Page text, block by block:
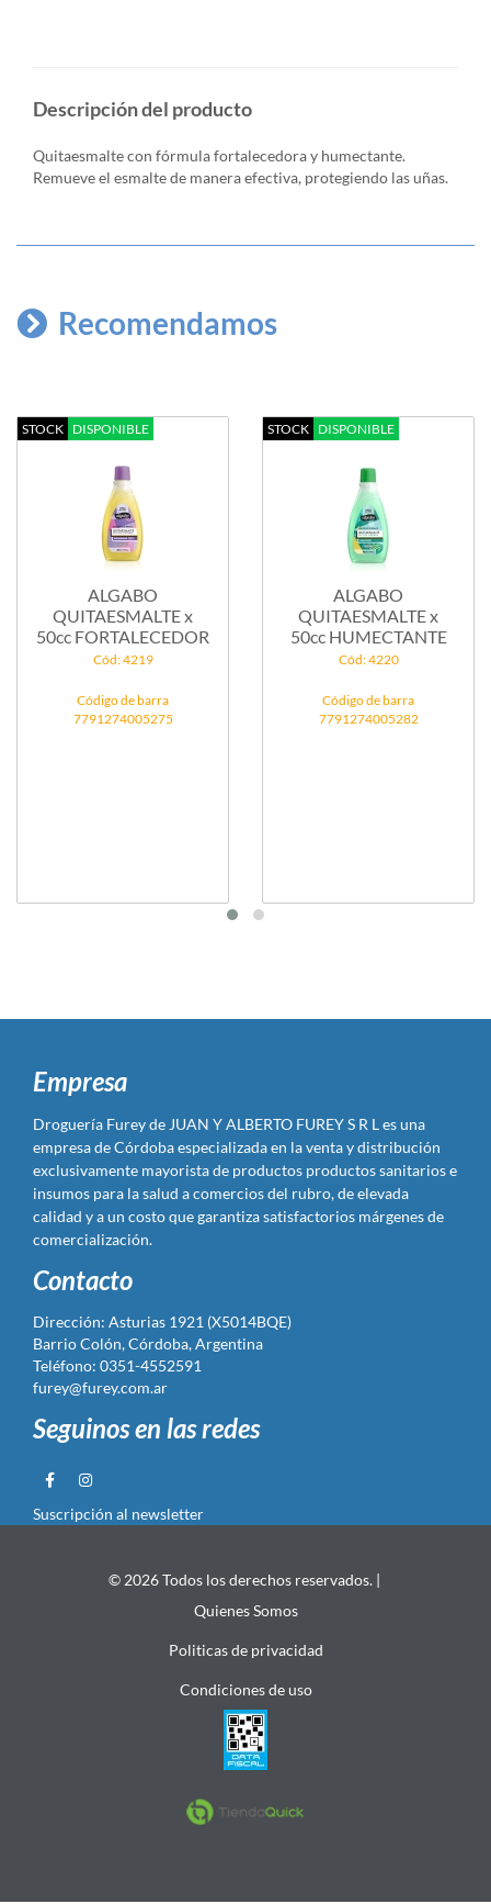
Descripción del producto
Quitaesmalte con fórmula fortalecedora y humectante.
Remueve el esmalte de manera efectiva, protegiendo las uñas.
Recomendamos
STOCK DISPONIBLE
ALGABO
QUITAESMALTE x
50cc FORTALECEDOR
Cód: 4219
Código de barra
7791274005275
STOCK DISPONIBLE
ALGABO
QUITAESMALTE x
50cc HUMECTANTE
Cód: 4220
Código de barra
7791274005282
Empresa
Droguería Furey de JUAN Y ALBERTO FUREY S R L es una
empresa de Córdoba especializada en la venta y distribución
exclusivamente mayorista de productos productos sanitarios e
insumos para la salud a comercios del rubro, de elevada
calidad y a un costo que garantiza satisfactorios márgenes de
comercialización.
Contacto
Dirección: Asturias 1921 (X5014BQE)
Barrio Colón, Córdoba, Argentina
Teléfono: 0351-4552591
furey@furey.com.ar
Seguinos en las redes
Suscripción al newsletter
© 2026 Todos los derechos reservados. |
Quienes Somos
Politicas de privacidad
Condiciones de uso